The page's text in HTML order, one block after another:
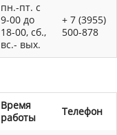
пн.-пт. с
9-00 до
18-00, сб.,
вс.- вых.
+ 7 (3955)
500-878
Время
работы
Телефон